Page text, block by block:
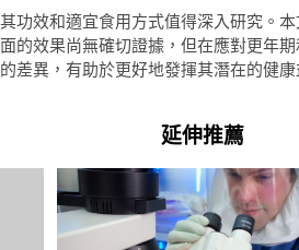
功效和適宜食用方式值得深入研究。
的效果尚無確切證據，但在應對更年
差異，有助於更好地發揮其潛在的健康
延伸推薦